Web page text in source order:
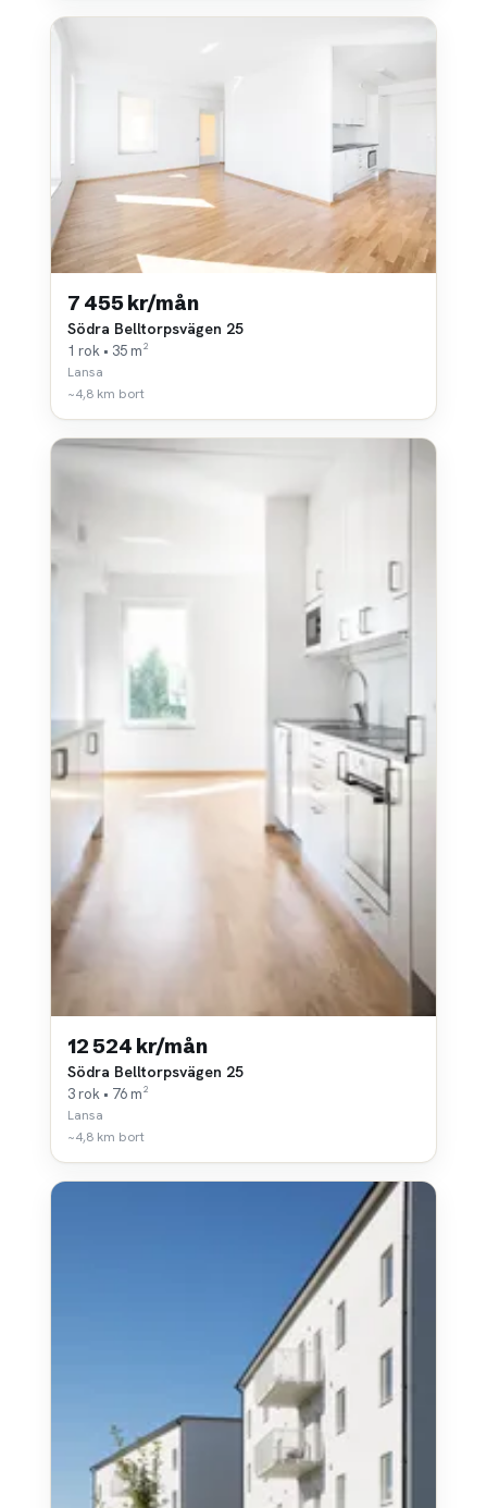
7 455 kr/mån
Södra Belltorpsvägen 25
1 rok • 35 m²
Lansa
~4,8 km bort
12 524 kr/mån
Södra Belltorpsvägen 25
3 rok • 76 m²
Lansa
~4,8 km bort